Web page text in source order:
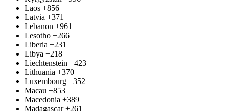
Laos +856
Latvia +371
Lebanon +961
Lesotho +266
Liberia +231
Libya +218
Liechtenstein +423
Lithuania +370
Luxembourg +352
Macau +853
Macedonia +389
Madagascar +261